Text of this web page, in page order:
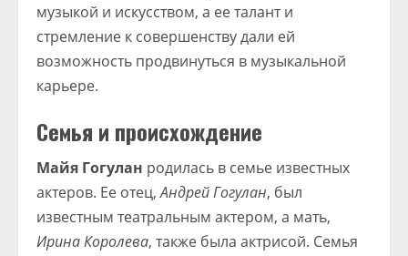
музыкой и искусством, а ее талант и
стремление к совершенству дали ей
возможность продвинуться в музыкальной
карьере.
Семья и происхождение
Майя Гогулан родилась в семье известных
актеров. Ее отец,Андрей Гогулан, был
известным театральным актером, а мать,
Ирина Королева, также была актрисой. Семья